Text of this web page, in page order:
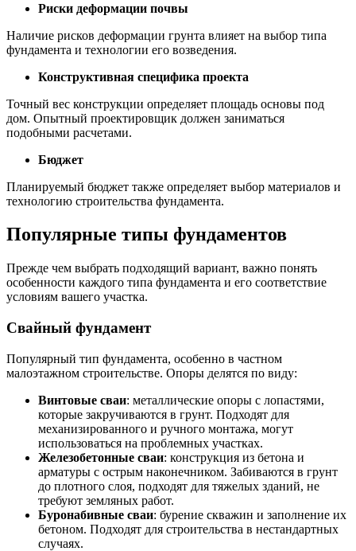
Риски деформации почвы
Наличие рисков деформации грунта влияет на выбор типа
фундамента и технологии его возведения.
Конструктивная специфика проекта
Точный вес конструкции определяет площадь основы под
дом. Опытный проектировщик должен заниматься
подобными расчетами.
Бюджет
Планируемый бюджет также определяет выбор материалов и
технологию строительства фундамента.
Популярные типы фундаментов
Прежде чем выбрать подходящий вариант, важно понять
особенности каждого типа фундамента и его соответствие
условиям вашего участка.
Свайный фундамент
Популярный тип фундамента, особенно в частном
малоэтажном строительстве. Опоры делятся по виду:
Винтовые сваи: металлические опоры с лопастями,
которые закручиваются в грунт. Подходят для
механизированного и ручного монтажа, могут
использоваться на проблемных участках.
Железобетонные сваи: конструкция из бетона и
арматуры с острым наконечником. Забиваются в грунт
до плотного слоя, подходят для тяжелых зданий, не
требуют земляных работ.
Буронабивные сваи: бурение скважин и заполнение их
бетоном. Подходят для строительства в нестандартных
случаях.